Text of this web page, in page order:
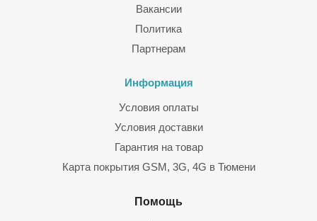
Вакансии
Политика
Партнерам
Информация
Условия оплаты
Условия доставки
Гарантия на товар
Карта покрытия GSM, 3G, 4G в Тюмени
Помощь